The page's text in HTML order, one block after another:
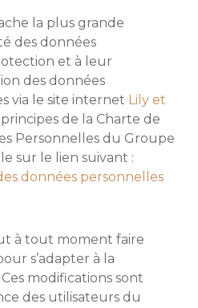
la plus grande
des données
et à leur
des données
via le site internet Lily et
principes de la Charte de
Personnelles du Groupe
sur le lien suivant :
données personnelles
à tout moment faire
s’adapter à la
modifications sont
des utilisateurs du